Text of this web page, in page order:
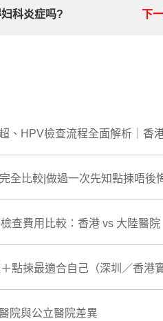
科炎症吗? 下
、HPV檢查流程全面解析｜香
全比較|做過一次先知點揀唔後
查費用比較：香港 vs 大陸醫院
點揀最適合自己（深圳／香港
院與公立醫院差異